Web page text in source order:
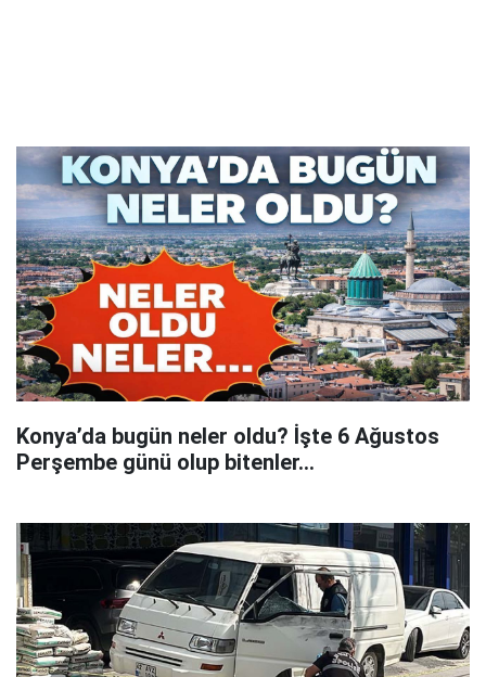
Konya’da bugün neler oldu? İşte 6 Ağustos
Perşembe günü olup bitenler…